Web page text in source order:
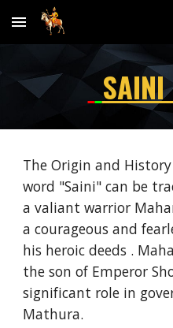
Skip to main content
The Origin and
word "Saini" can be
a valiant warrior
a courageous and
his heroic deeds .
the son of Emperor
significant role in
Mathura.